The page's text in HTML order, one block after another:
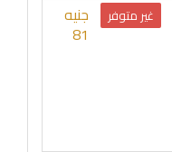
غير متوفر جنيه
81